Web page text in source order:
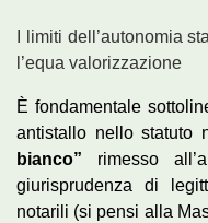
I limiti dell’autonomia
l’equa valorizzazione
È fondamentale
antistallo nello statuto
bianco” rimesso
giurisprudenza di
notarili (si pensi alla